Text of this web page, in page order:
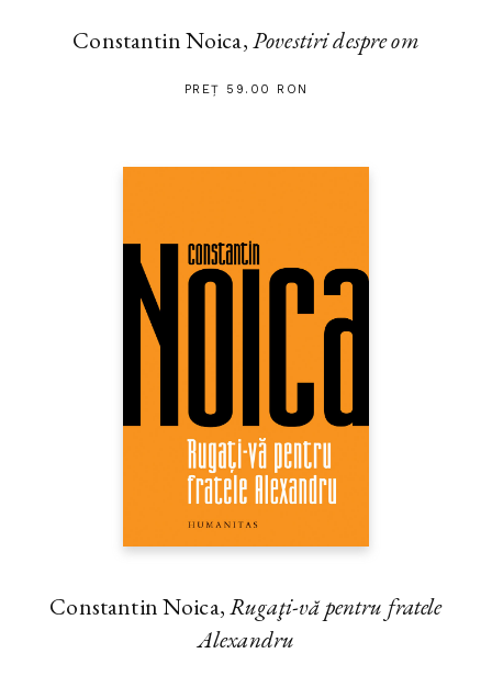
Constantin Noica,Povestiri despre om
PREȚ 59.00 RON
Constantin Noica,Rugaţi-vă pentru fratele
Alexandru